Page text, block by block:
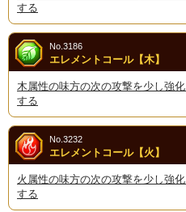
する
エレメントコール【木】
No.3186
木属性の味方の次の攻撃を少し強
する
エレメントコール【火】
No.3232
火属性の味方の次の攻撃を少し強
する